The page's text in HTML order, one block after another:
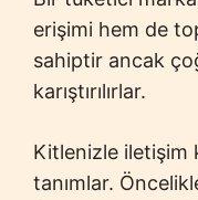
erişimi hem de
sahiptir ancak
karıştırılırlar.
Kitlenizle iletişim
tanımlar.